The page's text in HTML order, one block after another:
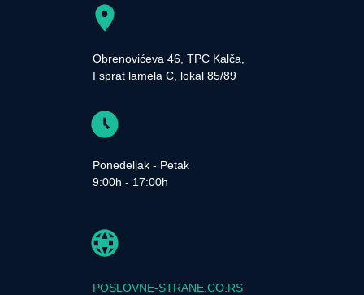
Obrenovićeva 46, TPC Kalča,
I sprat lamela C, lokal 85/89
Ponedeljak - Petak
9:00h - 17:00h
POSLOVNE-STRANE.CO.RS